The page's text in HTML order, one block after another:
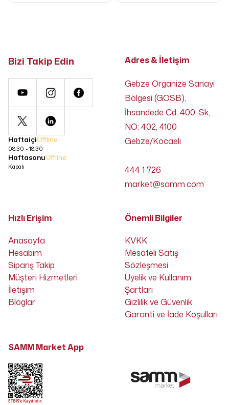
Bizi Takip Edin
HaftaiçiOffline
08:30 - 18:30
HaftasonuOffline
Kapalı
Adres & İletişim
Gebze Organize Sanayi
Bölgesi (GOSB),
İhsandede Cd, 400. Sk,
NO: 402, 4100
Gebze/Kocaeli
444 1 726
market@samm.com
Hızlı Erişim
Anasayfa
Hesabım
Sipariş Takip
Müşteri Hizmetleri
İletişim
Bloglar
Önemli Bilgiler
KVKK
Mesafeli Satış
Sözleşmesi
Üyelik ve Kullanım
Şartları
Gizlilik ve Güvenlik
Garanti ve İade Koşulları
SAMM Market App